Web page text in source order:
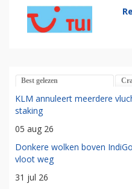
Best gelezen
KLM annuleert meerdere
staking
05 aug 26
Donkere wolken boven
vloot weg
31 jul 26